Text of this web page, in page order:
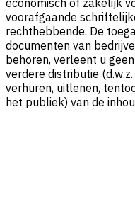
voorafgaande
rechthebbende. De
documenten van
behoren, verleent u
verdere distributie
verhuren, uitlenen,
het publiek) van de